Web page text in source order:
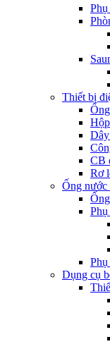
Thiết bị
CB
Rơ
Ống nước
Dụng cụ